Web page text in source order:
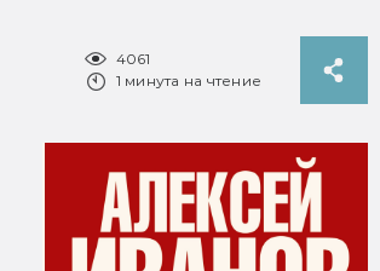
4061
1 минута на чтение